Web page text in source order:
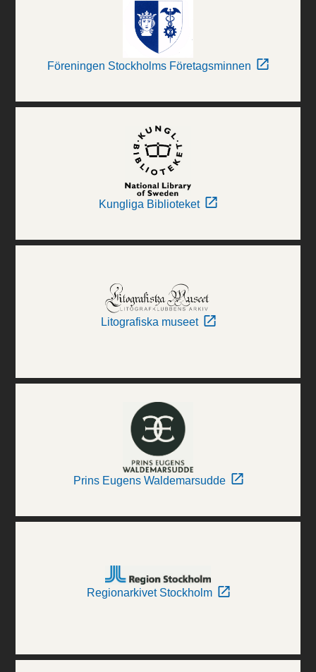
Föreningen Stockholms Företagsminnen
Kungliga Biblioteket
Litografiska museet
Prins Eugens Waldemarsudde
Regionarkivet Stockholm